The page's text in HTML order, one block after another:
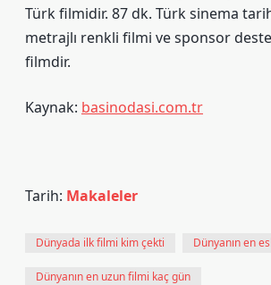
Türk filmidir. 87 dk. Türk sinema
metrajlı renkli filmi ve sponsor
filmdir.
Kaynak: basinodasi.com.tr
Tarih: Makaleler
Dünyada ilk filmi kim çekti Dünyanın en
Dünyanın en uzun filmi kaç gün